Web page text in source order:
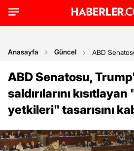
Anasayfa Güncel ABD
ABD Senatosu,
saldırılarını
yetkileri" tasarısını